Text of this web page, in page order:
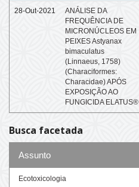
28-Out-2021
ANÁLISE DA
FREQUÊNCIA DE
MICRONÚCLEOS EM
PEIXES Astyanax
bimaculatus
(Linnaeus, 1758)
(Characiformes:
Characidae) APÓS
EXPOSIÇÃO AO
FUNGICIDA ELATUS®
Busca facetada
Assunto
Ecotoxicologia